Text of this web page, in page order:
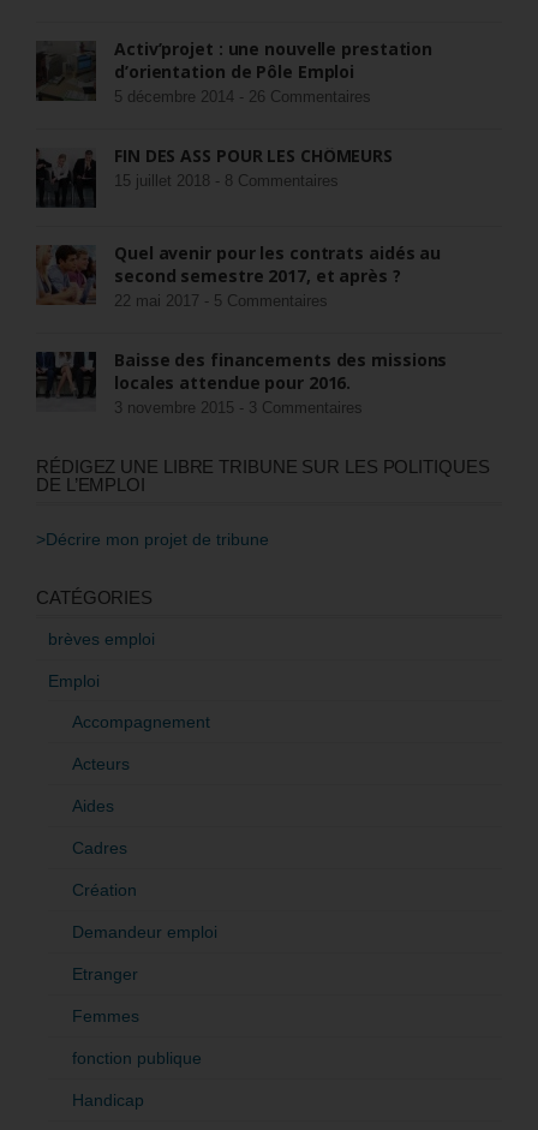
Activ’projet : une nouvelle prestation
d’orientation de Pôle Emploi
5 décembre 2014 - 26 Commentaires
FIN DES ASS POUR LES CHÔMEURS
15 juillet 2018 - 8 Commentaires
Quel avenir pour les contrats aidés au
second semestre 2017, et après ?
22 mai 2017 - 5 Commentaires
Baisse des financements des missions
locales attendue pour 2016.
3 novembre 2015 - 3 Commentaires
RÉDIGEZ UNE LIBRE TRIBUNE SUR LES POLITIQUES
DE L’EMPLOI
>Décrire mon projet de tribune
CATÉGORIES
brèves emploi
Emploi
Accompagnement
Acteurs
Aides
Cadres
Création
Demandeur emploi
Etranger
Femmes
fonction publique
Handicap